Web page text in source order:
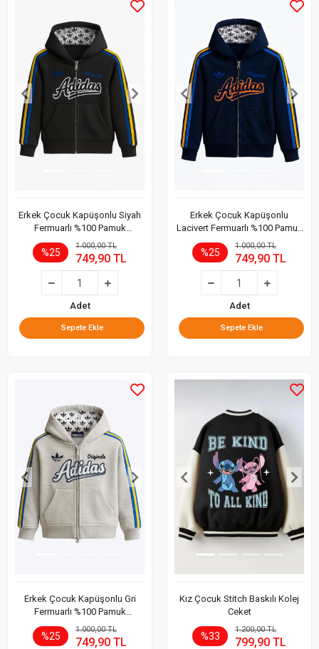
Erkek Çocuk Kapüşonlu Siyah
Fermuarlı %100 Pamuk
Sweatshirt
%25
1.000,00 TL
749,90 TL
Adet
Sepete Ekle
Erkek Çocuk Kapüşonlu
Lacivert Fermuarlı %100 Pamuk
Sweatshirt
%25
1.000,00 TL
749,90 TL
Adet
Sepete Ekle
Erkek Çocuk Kapüşonlu Gri
Fermuarlı %100 Pamuk
Sweatshirt
%25
1.000,00 TL
749,90 TL
Kız Çocuk Stitch Baskılı Kolej
Ceket
%33
1.200,00 TL
799,90 TL